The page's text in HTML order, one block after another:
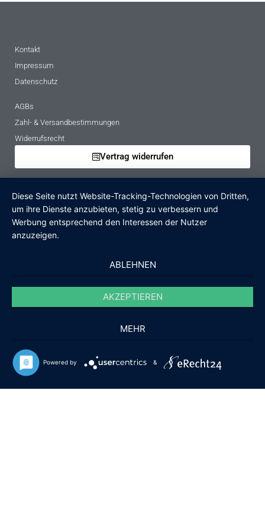
Kontakt
Impressum
Datenschutz
AGBs
Zahl- & Versandbestimmungen
Widerrufsrecht
Vertrag widerrufen
Hinweise zur Batterieentsorgung
Altgeräteverordnung
Verpackungsregister
© Notleuchten.de 2025
Diese Seite nutzt Website-Tracking-Technologien von Dritten,
um ihre Dienste anzubieten, stetig zu verbessern und
Werbung entsprechend den Interessen der Nutzer
anzuzeigen.
ABLEHNEN
AKZEPTIEREN
MEHR
Powered by &